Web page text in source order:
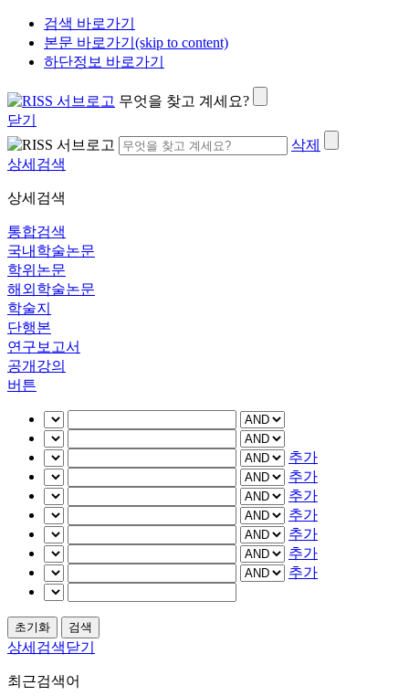
검색 바로가기
본문 바로가기(skip to content)
하단정보 바로가기
무엇을 찾고 계세요?
닫기
삭제
상세검색
상세검색
통합검색
국내학술논문
학위논문
해외학술논문
학술지
단행본
연구보고서
공개강의
버튼
추가
추가
추가
추가
추가
추가
추가
상세검색닫기
최근검색어